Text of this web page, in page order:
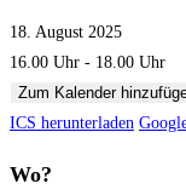
18. August 2025
16.00 Uhr - 18.00 Uhr
Zum Kalender
ICS herunterladen
Wo?